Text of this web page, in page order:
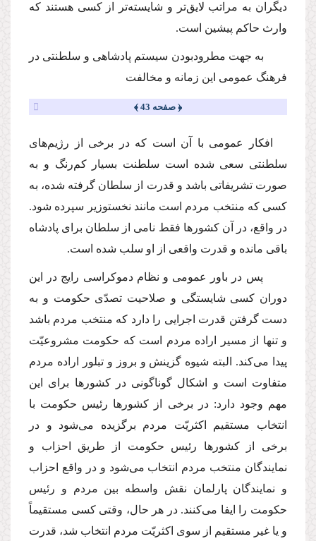
دیگران به مراتب لایق‌تر و شایسته‌تر از كسى هستند كه
وارث حاكم پیشین است.
به جهت مطرودبودن سیستم پادشاهى و سلطنتى در
فرهنگ عمومى این زمانه و مخالفت
﴿ صفحه 43 ﴾
افكار عمومى با آن است كه در برخى از رژیم‌هاى
سلطنتى سعى شده است سلطنت بسیار كم‌رنگ و به
صورت تشریفاتى باشد و قدرت از سلطان گرفته شده، به
كسى كه منتخب مردم است مانند نخستوزیر سپرده شود.
در واقع، در آن كشورها فقط نامى از سلطان براى پادشاه
باقى مانده و قدرت واقعى از او سلب شده است.
پس در باور عمومى و نظام دموكراسى رایج در این
دوران كسى شایستگى و صلاحیت تصدّى حكومت و به
دست گرفتن قدرت اجرایى را دارد كه منتخب مردم باشد
و تنها از مسیر اراده مردم است كه حكومت مشروعیّت
پیدا مى‌كند. البته شیوه گزینش و بروز و تبلور اراده مردم
متفاوت است و اشكال گوناگونى در كشورها براى این
مهم وجود دارد: در برخى از كشورها رئیس حكومت با
انتخاب مستقیم اكثریّت مردم برگزیده مى‌شود و در
برخى از كشورها رئیس حكومت از طریق احزاب و
نمایندگان منتخب مردم انتخاب مى‌شود و در واقع احزاب
و نمایندگان پارلمان نقش واسطه بین مردم و رئیس
حكومت را ایفا مى‌كنند. در هر حال، وقتى كسى مستقیماً
و یا غیر مستقیم از سوى اكثریّت مردم انتخاب شد، قدرت